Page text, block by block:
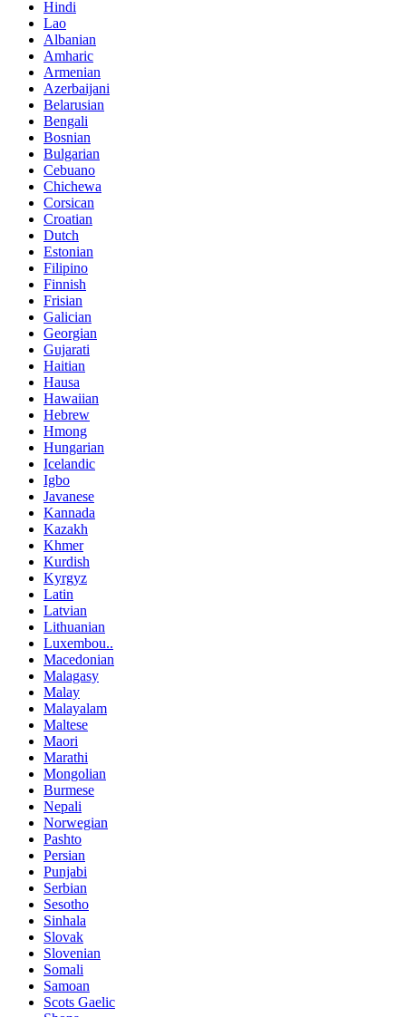
Hindi
Lao
Albanian
Amharic
Armenian
Azerbaijani
Belarusian
Bengali
Bosnian
Bulgarian
Cebuano
Chichewa
Corsican
Croatian
Dutch
Estonian
Filipino
Finnish
Frisian
Galician
Georgian
Gujarati
Haitian
Hausa
Hawaiian
Hebrew
Hmong
Hungarian
Icelandic
Igbo
Javanese
Kannada
Kazakh
Khmer
Kurdish
Kyrgyz
Latin
Latvian
Lithuanian
Luxembou..
Macedonian
Malagasy
Malay
Malayalam
Maltese
Maori
Marathi
Mongolian
Burmese
Nepali
Norwegian
Pashto
Persian
Punjabi
Serbian
Sesotho
Sinhala
Slovak
Slovenian
Somali
Samoan
Scots Gaelic